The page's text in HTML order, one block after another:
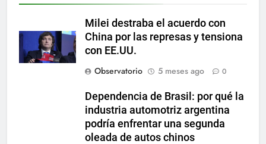
Milei destraba el acuerdo con
China por las represas y tensiona
con EE.UU.
Observatorio
5 meses ago 0
Dependencia de Brasil: por qué la
industria automotriz argentina
podría enfrentar una segunda
oleada de autos chinos